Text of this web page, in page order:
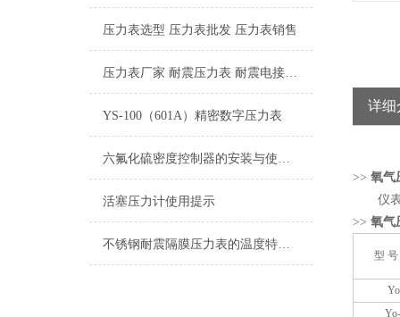
压力表选型 压力表批发 压力表销售
压力表厂家 耐震压力表 耐震电接点压力表 隔膜压力表
YS-100（601A）精密数字压力表
六氟化硫密度控制器的安装与使用过程是至关重要的
活塞压力计使用提示
不锈钢耐震隔膜压力表的温度特性和耐蚀性都是我们需要了解清楚的
详细
>> 氧气
仪表
>> 氧气
型 号